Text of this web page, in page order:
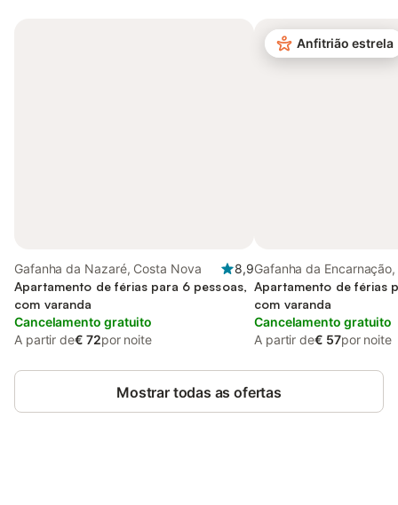
Gafanha da Nazaré, Costa Nova
8,9
Apartamento de férias para 6 pessoas,
com varanda
Cancelamento gratuito
A partir de€ 72por noite
Anfitrião estrela
Gafanha da
Nova
Apartamento de férias
com varanda
Cancelamento gratuito
A partir de€ 57por noite
Mostrar todas as ofertas